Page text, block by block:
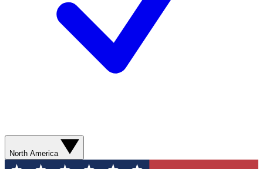
North America